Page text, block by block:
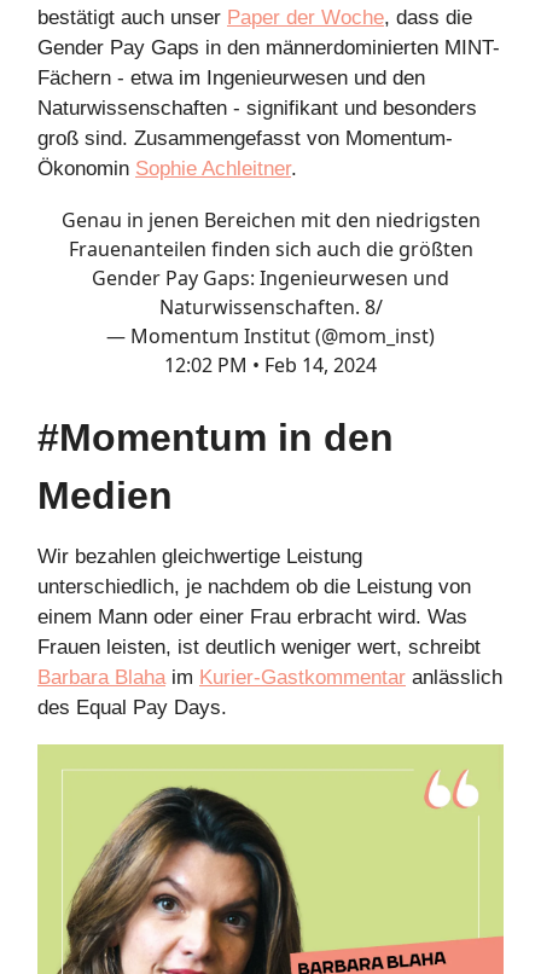
bestätigt auch unser Paper der Woche, dass die
Gender Pay Gaps in den männerdominierten MINT-
Fächern - etwa im Ingenieurwesen und den
Naturwissenschaften - signifikant und besonders
groß sind. Zusammengefasst von Momentum-
Ökonomin Sophie Achleitner.
Genau in jenen Bereichen mit den niedrigsten
Frauenanteilen finden sich auch die größten
Gender Pay Gaps: Ingenieurwesen und
Naturwissenschaften. 8/
— Momentum Institut (@mom_inst)
12:02 PM • Feb 14, 2024
#Momentum in den
Medien
Wir bezahlen gleichwertige Leistung
unterschiedlich, je nachdem ob die Leistung von
einem Mann oder einer Frau erbracht wird. Was
Frauen leisten, ist deutlich weniger wert, schreibt
Barbara Blaha im Kurier-Gastkommentar anlässlich
des Equal Pay Days.